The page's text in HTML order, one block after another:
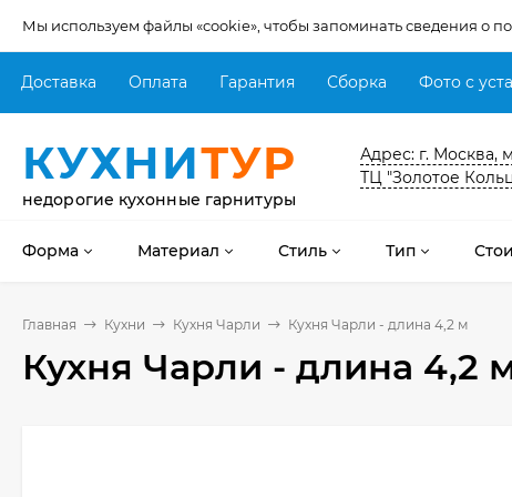
Мы используем файлы «cookie», чтобы запоминать сведения о
Доставка Оплата Гарантия Сборка Фото с
КУХНИТУР
недорогие кухонные гарнитуры
Адрес: г. Москва,
ТЦ "Золотое
Форма Материал Стиль Тип
Главная Кухни Кухня Чарли Кухня Чарли - длина 4,2 м
Кухня Чарли - длина 4,2